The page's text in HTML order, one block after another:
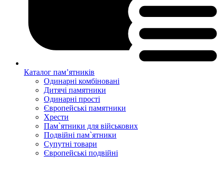
Каталог пам’ятників
Одинарні комбіновані
Дитячі памятники
Одинарні прості
Європейські памятники
Хрести
Пам`ятники для військових
Подвійні пам`ятники
Супутні товари
Європейські подвійні